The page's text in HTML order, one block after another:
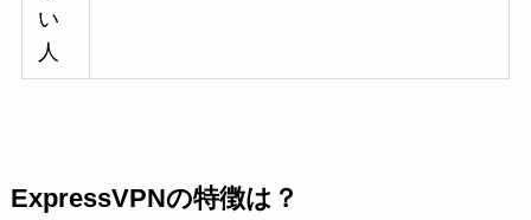
い
人
ExpressVPNの特徴は？